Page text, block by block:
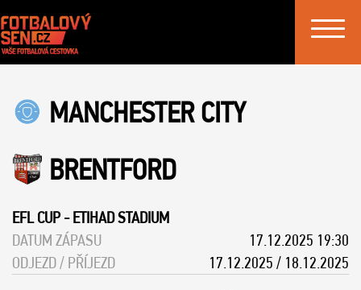
Toggle
MANCHESTER CITY
BRENTFORD
EFL CUP-ETIHAD STADIUM
DATUM ZÁPASU
17.12.2025 19:30
ODJEZD / PŘÍJEZD
17.12.2025 / 18.12.2025